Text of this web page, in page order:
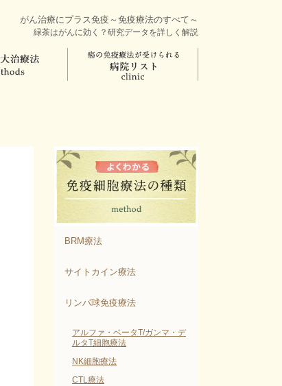
がん治療にプラス免疫～免疫療法のすべて～
緑茶はがんに効く？研究データを詳しく解説
BRM療法
サイトカイン療法
リンパ球免疫療法
アルファ・ベータT/ガンマ・デ
ルタT細胞療法
NK細胞療法
CTL療法